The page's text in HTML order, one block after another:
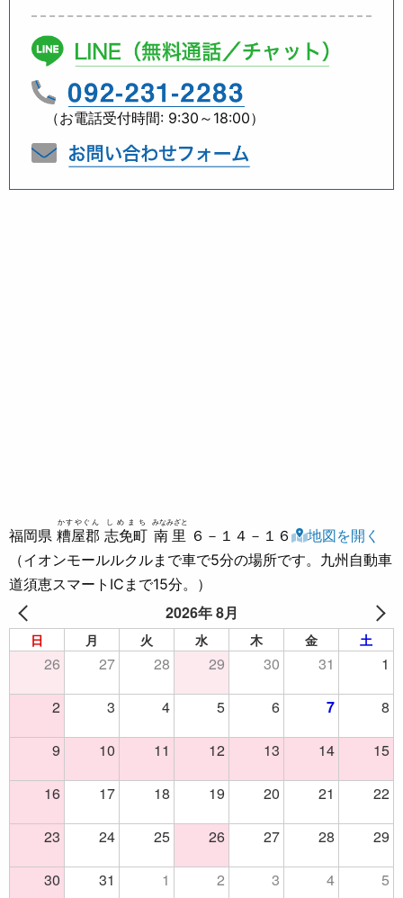
（お電話受付時間: 9:30～18:00）
福岡県 糟屋郡
かすやぐん
志免町
しめまち
南里
みなみざと
６－１４－１６
地図を開く
（イオンモールルクルまで車で5分の場所です。九州自動車
道須恵スマートICまで15分。）
2026年 8月
日 月 火 水 木 金 土
26 27 28 29 30 31 1
2 3 4 5 6 7 8
9 10 11 12 13 14 15
16 17 18 19 20 21 22
23 24 25 26 27 28 29
30 31 1 2 3 4 5